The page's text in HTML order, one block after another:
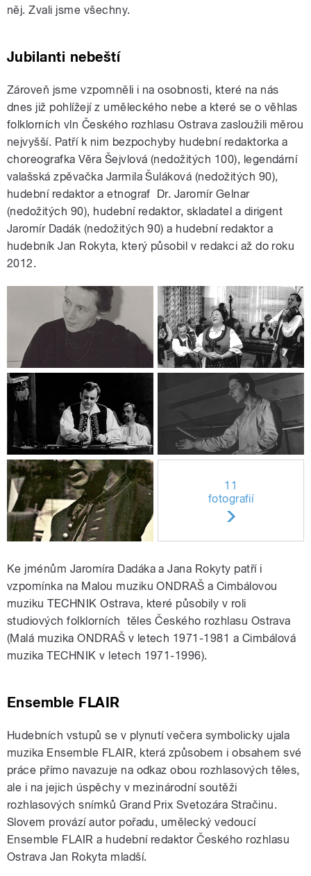
něj. Zvali jsme všechny.
Jubilanti nebeští
Zároveň jsme vzpomněli i na osobnosti, které na nás
dnes již pohlížejí z uměleckého nebe a které se o věhlas
folklorních vln Českého rozhlasu Ostrava zasloužili měrou
nejvyšší. Patří k nim bezpochyby hudební redaktorka a
choreografka Věra Šejvlová (nedožitých 100), legendární
valašská zpěvačka Jarmila Šuláková (nedožitých 90),
hudební redaktor a etnograf Dr. Jaromír Gelnar
(nedožitých 90), hudební redaktor, skladatel a dirigent
Jaromír Dadák (nedožitých 90) a hudební redaktor a
hudebník Jan Rokyta, který působil v redakci až do roku
2012.
11
fotografií
Ke jménům Jaromíra Dadáka a Jana Rokyty patří i
vzpomínka na Malou muziku ONDRAŠ a Cimbálovou
muziku TECHNIK Ostrava, které působily v roli
studiových folklorních těles Českého rozhlasu Ostrava
(Malá muzika ONDRAŠ v letech 1971-1981 a Cimbálová
muzika TECHNIK v letech 1971-1996).
Ensemble FLAIR
Hudebních vstupů se v plynutí večera symbolicky ujala
muzika Ensemble FLAIR, která způsobem i obsahem své
práce přímo navazuje na odkaz obou rozhlasových těles,
ale i na jejich úspěchy v mezinárodní soutěži
rozhlasových snímků Grand Prix Svetozára Stračinu.
Slovem provází autor pořadu, umělecký vedoucí
Ensemble FLAIR a hudební redaktor Českého rozhlasu
Ostrava Jan Rokyta mladší.